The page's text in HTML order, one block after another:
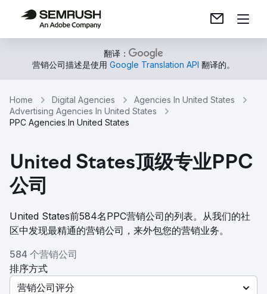
翻译：
营销公司描述是使用 Google Translation API 翻译的。
Home Digital Agencies
Agencies In United States
Advertising Agencies In United States
PPC Agencies In United States
United States顶级专业PPC
公司
United States前584名PPC营销公司的列表。从我们的社
区中发现最精通的营销公司，来外包您的营销业务。
584 个营销公司
排序方式
营销公司评分